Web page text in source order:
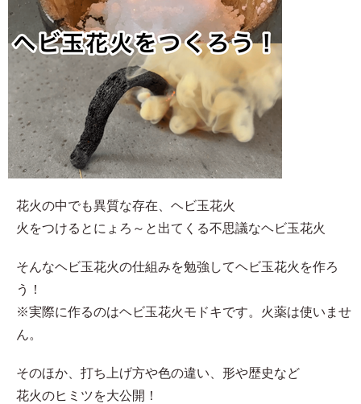
花火の中でも異質な存在、ヘビ玉花火
火をつけるとにょろ～と出てくる不思議なヘビ玉花火
そんなヘビ玉花火の仕組みを勉強してヘビ玉花火を作ろ
う！
※実際に作るのはヘビ玉花火モドキです。火薬は使いませ
ん。
そのほか、打ち上げ方や色の違い、形や歴史など
花火のヒミツを大公開！